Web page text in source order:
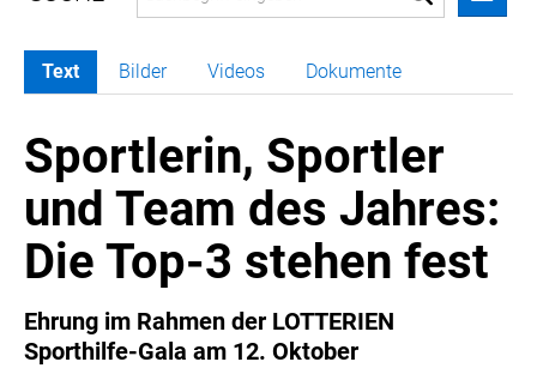
MELDUNGEN
COCA-COLA
COCA-COLA HBC ÖSTERREICH
RÖMERQUELLE
ÖSTERREICHISCHE SPORTHILFE
BARFLY'S CLUB
SPORTS MEDIA AUSTRIA
Text Bilder Videos Dokumente
Sportlerin, Sportler
und Team des Jahres:
Die Top-3 stehen fest
Ehrung im Rahmen der LOTTERIEN
Sporthilfe-Gala am 12. Oktober